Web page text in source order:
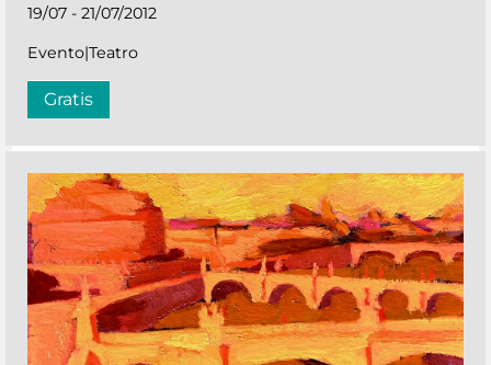
19/07 - 21/07/2012
Evento|Teatro
Gratis